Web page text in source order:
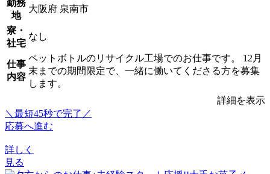
勤務
地
大阪府 泉南市
寮・
社宅
なし
仕事
内容
ペットボトルのリサイクル工場でのお仕事です。 12月
末までの期間限定で、一緒に働いてくださる方を募集
します。
詳細を表示
＼最短45秒で完了／
応募へ進む
詳しく
見る